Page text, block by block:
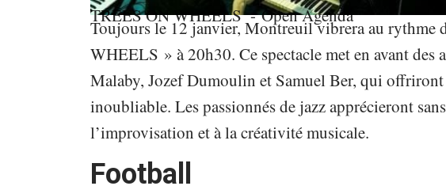
TREES ON WHEELS- Open Agenda
Toujours le 12 janvier, Montreuil vibrera au rythme
WHEELS » à 20h30. Ce spectacle met en avant des
Malaby, Jozef Dumoulin et Samuel Ber, qui offriront
inoubliable. Les passionnés de jazz apprécieront
l’improvisation et à la créativité musicale.
Football